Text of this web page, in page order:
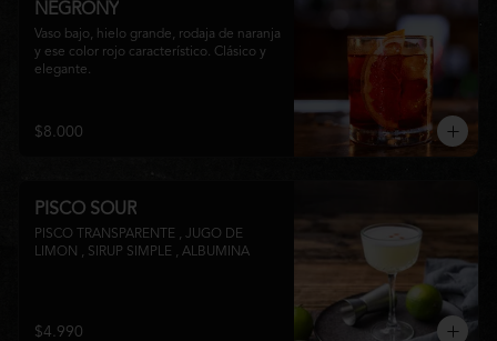
NEGRONY
Vaso bajo, hielo grande, rodaja de naranja
y ese color rojo característico. Clásico y
elegante.
$8.000
PISCO SOUR
PISCO TRANSPARENTE , JUGO DE
LIMON , SIRUP SIMPLE , ALBUMINA
$4.990